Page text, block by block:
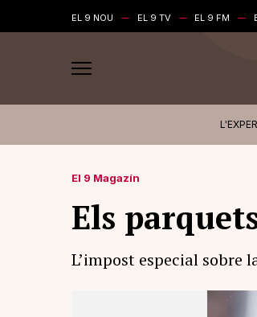
EL 9 NOU EL 9 TV EL 9 FM
El 9 Magazín
Els
L’impost especial sobre